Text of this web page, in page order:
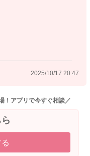
2025/10/17 19:34
2025/10/17 20:47
！アプリで今すぐ相談／